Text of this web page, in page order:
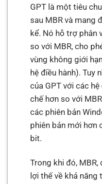
GPT là một tiêu
sau MBR và mang
kể. Nó hỗ trợ phân
so với MBR, cho
vùng không giới
hệ điều hành). Tuy
của GPT với các
chế hơn so với
các phiên bản
phiên bản mới hơn
bit.
Trong khi đó,
lợi thế về khả